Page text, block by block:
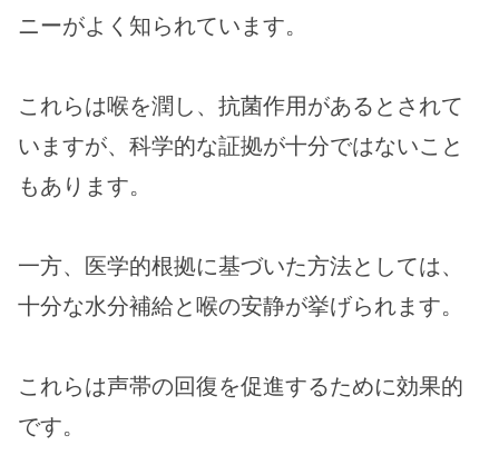
ニーがよく知られています。
これらは喉を潤し、抗菌作用があるとされて
いますが、科学的な証拠が十分ではないこと
もあります。
一方、医学的根拠に基づいた方法としては、
十分な水分補給と喉の安静が挙げられます。
これらは声帯の回復を促進するために効果的
です。